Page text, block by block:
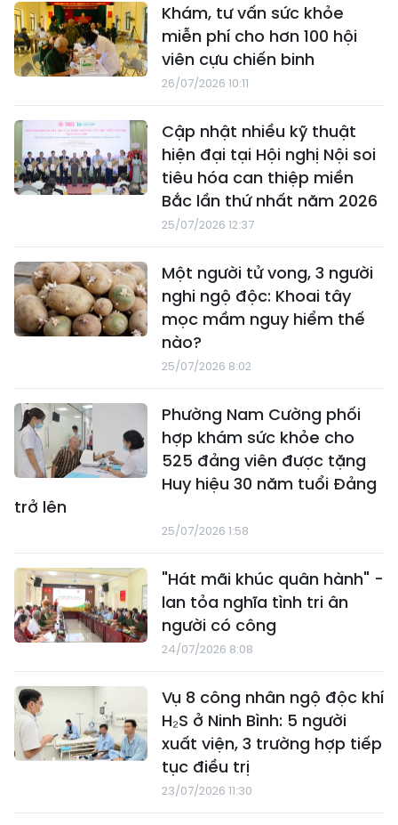
Khám, tư vấn sức khỏe
miễn phí cho hơn 100 hội
viên cựu chiến binh
26/07/2026 10:11
Cập nhật nhiều kỹ thuật
hiện đại tại Hội nghị Nội soi
tiêu hóa can thiệp miền
Bắc lần thứ nhất năm 2026
25/07/2026 12:37
Một người tử vong, 3 người
nghi ngộ độc: Khoai tây
mọc mầm nguy hiểm thế
nào?
25/07/2026 8:02
Phường Nam Cường phối
hợp khám sức khỏe cho
525 đảng viên được tặng
Huy hiệu 30 năm tuổi Đảng
trở lên
25/07/2026 1:58
"Hát mãi khúc quân hành" -
lan tỏa nghĩa tình tri ân
người có công
24/07/2026 8:08
Vụ 8 công nhân ngộ độc khí
H₂S ở Ninh Bình: 5 người
xuất viện, 3 trường hợp tiếp
tục điều trị
23/07/2026 11:30